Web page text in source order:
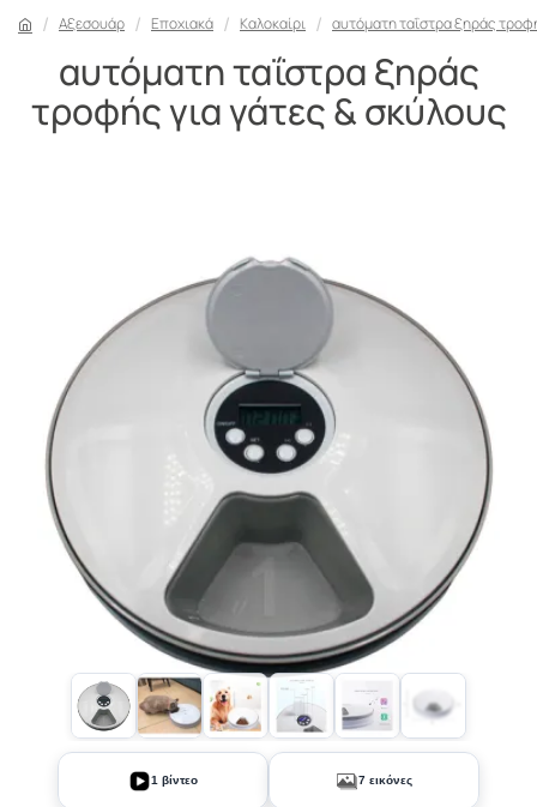
Αξεσουάρ Εποχιακά Καλοκαίρι αυτόματη ταΐστρα ξηράς
αυτόματη ταΐστρα ξηράς
τροφής για γάτες & σκύλους
+2
1 βίντεο 7 εικόνες